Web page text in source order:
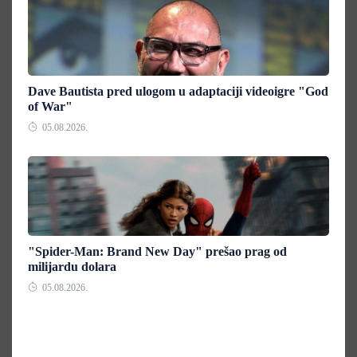
Dave Bautista pred ulogom u adaptaciji videoigre "God
of War"
05.08.2026.
"Spider-Man: Brand New Day" prešao prag od
milijardu dolara
05.08.2026.